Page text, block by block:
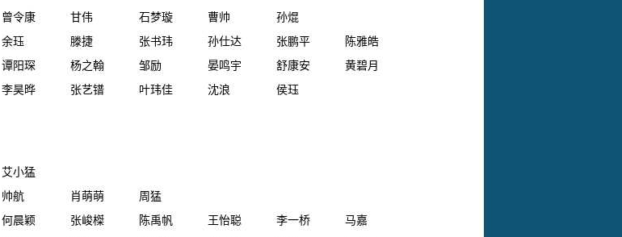
曾令康 甘伟 石梦璇 曹帅
孙焜
余珏 滕捷 张书玮 孙仕达 张鹏平
陈雅皓
谭阳琛
杨之翰 邹励 晏鸣宇 舒康安
黄碧月
李昊晔
张艺镨 叶玮佳 沈浪 侯珏
艾小猛
帅航 肖萌萌
周猛
何晨颖 张峻榤 陈禹帆 王怡聪 李一桥
马嘉